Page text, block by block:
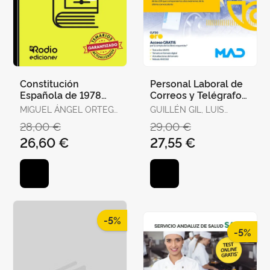
Constitución
Española de 1978
para Oposiciones.
Artículos, Re
MIGUEL ÁNGEL ORTEGA
28,00 €
26,60 €
Personal Laboral de
Correos y Telégrafos.
Temario Volumen 1
GUILLÉN GIL, LUIS
DE CATALUNYA /
GUILLEN DIAZ,
LOURDES ALEJANDRA
29,00 €
27,55 €
-5%
-5%